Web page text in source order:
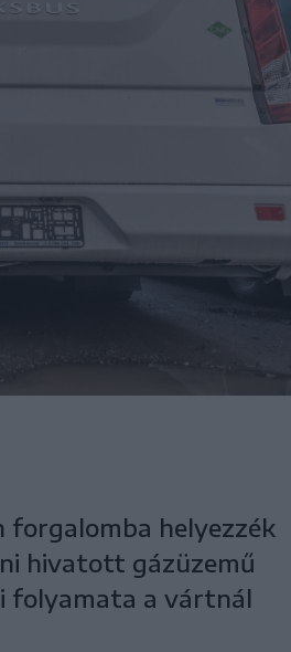
forgalomba helyezzék
hivatott gázüzemű
folyamata a vártnál